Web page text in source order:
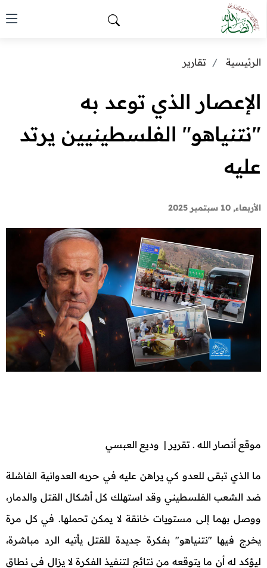
الرئيسية تقارير
الإعصار الذي توعد به
"نتنياهو" الفلسطينيين يرتد
عليه
الأربعاء, 10 سبتمبر 2025
موقع أنصار الله . تقرير | وديع العبسي
ما الذي تبقى للعدو كي يراهن عليه في حربه العدوانية الفاشلة
ضد الشعب الفلسطيني وقد استهلك كل أشكال القتل والدمار،
ووصل بهما إلى مستويات خانقة لا يمكن تحملها. في كل مرة
يخرج فيها "نتنياهو" بفكرة جديدة للقتل يأتيه الرد مباشرة،
ليؤكد له أن ما يتوقعه من نتائج لتنفيذ الفكرة لا يزال في نطاق